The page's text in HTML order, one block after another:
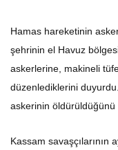
Hamas hareketinin
şehrinin el Havuz
askerlerine, makineli
düzenlediklerini
askerinin öldürüldüğünü
Kassam savaşçılarının